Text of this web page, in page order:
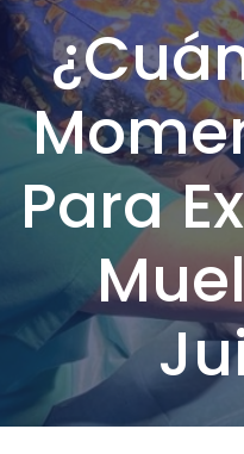
Para